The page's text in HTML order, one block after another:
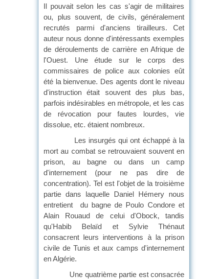
Il pouvait selon les cas s'agir de militaires
ou, plus souvent, de civils, généralement
recrutés parmi d'anciens tirailleurs. Cet
auteur nous donne d'intéressants exemples
de déroulements de carrière en Afrique de
l'Ouest. Une étude sur le corps des
commissaires de police aux colonies eût
été la bienvenue. Des agents dont le niveau
d'instruction était souvent des plus bas,
parfois indésirables en métropole, et les cas
de révocation pour fautes lourdes, vie
dissolue, etc. étaient nombreux.
Les insurgés qui ont échappé à la
mort au combat se retrouvaient souvent en
prison, au bagne ou dans un camp
d'internement (pour ne pas dire de
concentration). Tel est l'objet de la troisième
partie dans laquelle Daniel Hémery nous
entretient du bagne de Poulo Condore et
Alain Rouaud de celui d'Obock, tandis
qu'Habib Belaïd et Sylvie Thénaut
consacrent leurs interventions à la prison
civile de Tunis et aux camps d'internement
en Algérie.
Une quatrième partie est consacrée